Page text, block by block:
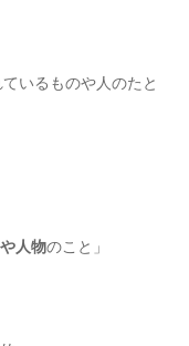
いるものや人のたと
人物のこと」